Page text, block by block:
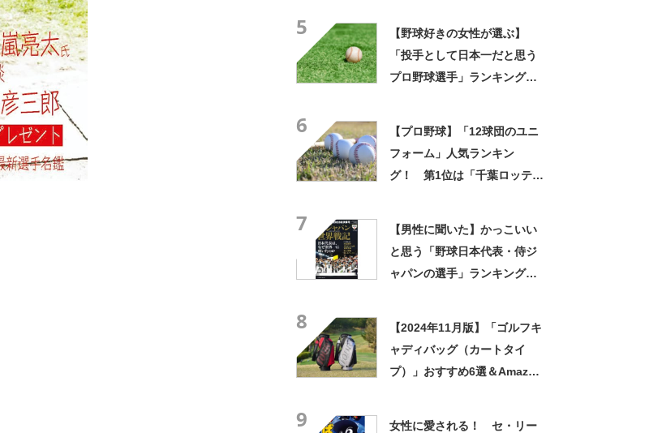
5
【野球好きの女性が選ぶ】
「投手として日本一だと思う
プロ野球選手」ランキング
6
【プロ野球】「12球団のユニ
フォーム」人気ランキン
グ！ 第1位は「千葉ロッテマ
7
【男性に聞いた】かっこいい
と思う「野球日本代表・侍ジ
ャパンの選手」ランキング
8
【2024年11月版】「ゴルフキ
ャディバッグ（カートタイ
プ）」おすすめ6選＆Amazon
9
女性に愛される！ セ・リー